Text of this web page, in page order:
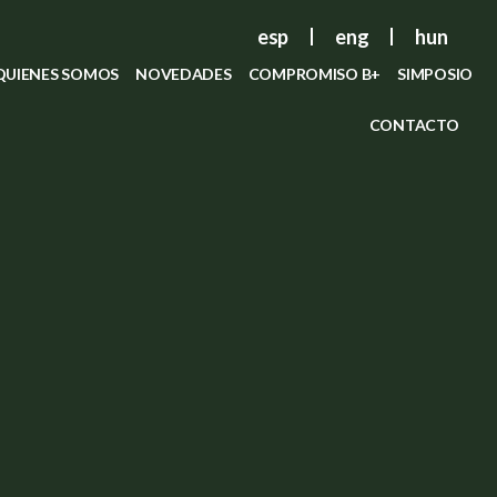
esp eng hun
SOMOS NOVEDADES COMPROMISO B+ SIMPOSIO
CONTACTO